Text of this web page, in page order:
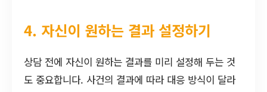
4. 자신이 원하는 결과 설정하기
상담 전에 자신이 원하는 결과를 미리 설정해 두는 것
도 중요합니다. 사건의 결과에 따라 대응 방식이 달라